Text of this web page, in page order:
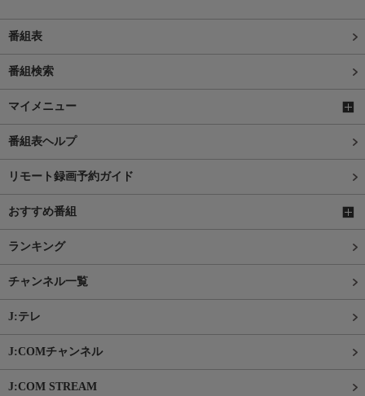
番組表
番組検索
マイメニュー
番組表ヘルプ
リモート録画予約ガイド
おすすめ番組
ランキング
チャンネル一覧
J:テレ
J:COMチャンネル
J:COM STREAM